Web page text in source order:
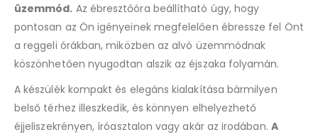
üzemmód. Az ébresztőóra beállítható úgy, hogy
pontosan az Ön igényeinek megfelelően ébressze fel Önt
a reggeli órákban, miközben az alvó üzemmódnak
köszönhetően nyugodtan alszik az éjszaka folyamán.
A készülék kompakt és elegáns kialakítása bármilyen
belső térhez illeszkedik, és könnyen elhelyezhető
éjjeliszekrényen, íróasztalon vagy akár az irodában. A